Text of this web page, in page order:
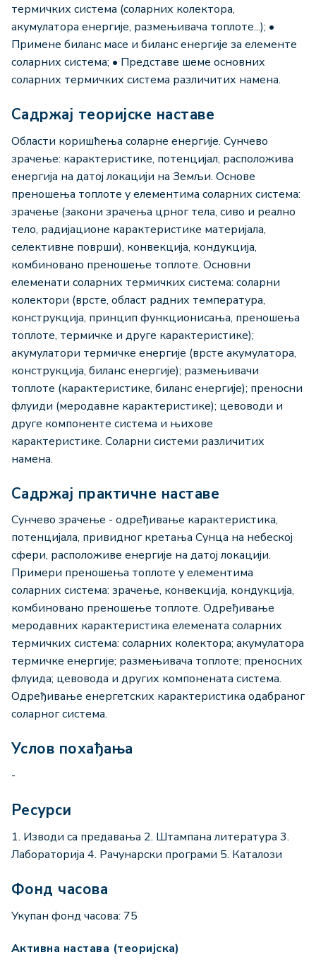
термичких система (соларних колектора,
акумулатора енергије, размењивача топлоте...); •
Примене биланс масе и биланс енергије за елементе
соларних система; • Представе шеме основних
соларних термичких система различитих намена.
Садржај теоријске наставе
Области коришћења соларне енергије. Сунчево
зрачење: карактеристике, потенцијал, расположива
енергија на датој локацији на Земљи. Основе
преношења топлоте у елементима соларних система:
зрачење (закони зрачења црног тела, сиво и реално
тело, радијационе карактеристике материјала,
селективне површи), конвекција, кондукција,
комбиновано преношење топлоте. Основни
елеменати соларних термичких система: соларни
колектори (врсте, област радних температура,
конструкција, принцип функционисања, преношења
топлоте, термичке и друге карактеристике);
акумулатори термичке енергије (врсте акумулатора,
конструкција, биланс енергије); размењивачи
топлоте (карактеристике, биланс енергије); преносни
флуиди (меродавне карактеристике); цевоводи и
друге компоненте система и њихове
карактеристике. Соларни системи различитих
намена.
Садржај практичне наставе
Сунчево зрачење - одређивање карактеристика,
потенцијала, привидног кретања Сунца на небеској
сфери, расположиве енергије на датој локацији.
Примери преношења топлоте у елементима
соларних система: зрачење, конвекција, кондукција,
комбиновано преношење топлоте. Одређивање
меродавних карактеристика елемената соларних
термичких система: соларних колектора; акумулатора
термичке енергије; размењивача топлоте; преносних
флуида; цевовода и других компонената система.
Одређивање енергетских карактеристика одабраног
соларног система.
Услов похађања
-
Ресурси
1. Изводи са предавања 2. Штампана литература 3.
Лабораторија 4. Рачунарски програми 5. Каталози
Фонд часова
Укупан фонд часова: 75
Активна настава (теоријска)